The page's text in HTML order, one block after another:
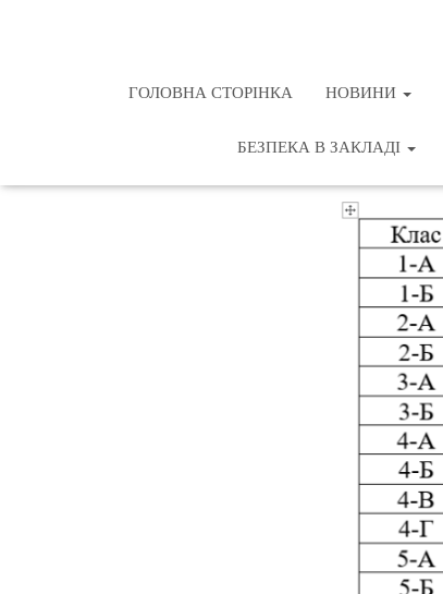
ГОЛОВНА СТОРІНКА НОВИНИ
БЕЗПЕКА В ЗАКЛАДІ